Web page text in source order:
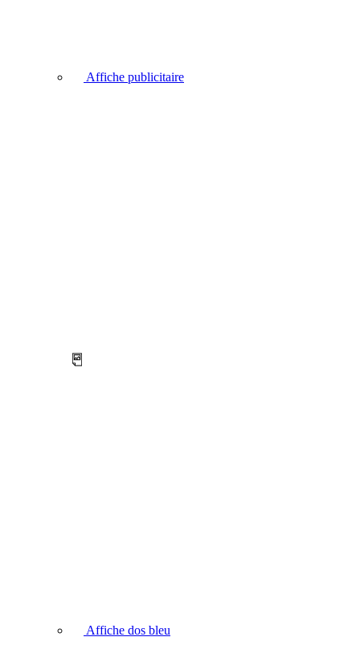
Affiche publicitaire
Affiche dos bleu